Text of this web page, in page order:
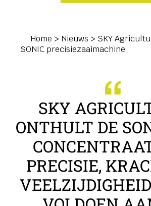
Home > Nieuws > SKY
SONIC precisiezaaimachine
SKY
ONTHULT DE
PRECISIE,